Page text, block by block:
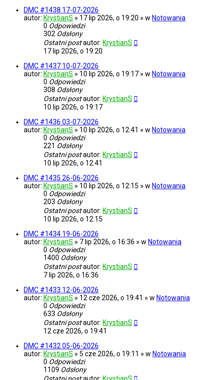
DMC #1438 17-07-2026
autor: KrystianS » 17 lip 2026, o 19:20 » w Notowania
0 Odpowiedzi
302 Odsłony
Ostatni postautor: KrystianS
17 lip 2026, o 19:20
DMC #1437 10-07-2026
autor: KrystianS » 10 lip 2026, o 19:17 » w Notowania
0 Odpowiedzi
308 Odsłony
Ostatni postautor: KrystianS
10 lip 2026, o 19:17
DMC #1436 03-07-2026
autor: KrystianS » 10 lip 2026, o 12:41 » w Notowania
0 Odpowiedzi
221 Odsłony
Ostatni postautor: KrystianS
10 lip 2026, o 12:41
DMC #1435 26-06-2026
autor: KrystianS » 10 lip 2026, o 12:15 » w Notowania
0 Odpowiedzi
203 Odsłony
Ostatni postautor: KrystianS
10 lip 2026, o 12:15
DMC #1434 19-06-2026
autor: KrystianS » 7 lip 2026, o 16:36 » w Notowania
0 Odpowiedzi
1400 Odsłony
Ostatni postautor: KrystianS
7 lip 2026, o 16:36
DMC #1433 12-06-2026
autor: KrystianS » 12 cze 2026, o 19:41 » w Notowania
0 Odpowiedzi
633 Odsłony
Ostatni postautor: KrystianS
12 cze 2026, o 19:41
DMC #1432 05-06-2026
autor: KrystianS » 5 cze 2026, o 19:11 » w Notowania
0 Odpowiedzi
1109 Odsłony